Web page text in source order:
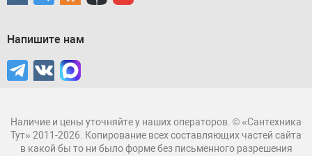
Напишите нам
Наличие и цены уточняйте у наших операторов. © «Сантехника
Тут» 2011-2026. Копирование всех составляющих частей сайта
в какой бы то ни было форме без письменного разрешения